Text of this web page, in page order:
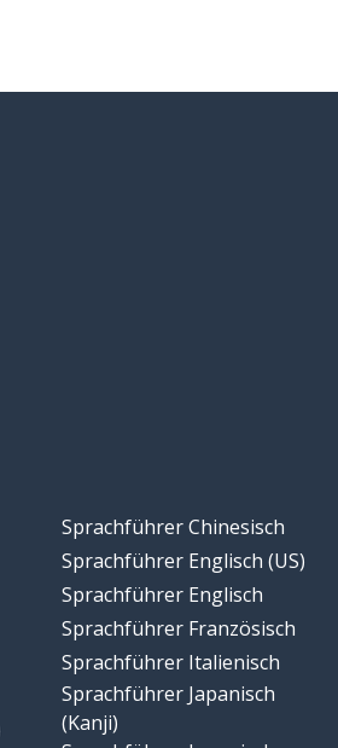
Sprachführer Chinesisch
Sprachführer Englisch (US)
Sprachführer Englisch
Sprachführer Französisch
Sprachführer Italienisch
Sprachführer Japanisch
(Kanji)